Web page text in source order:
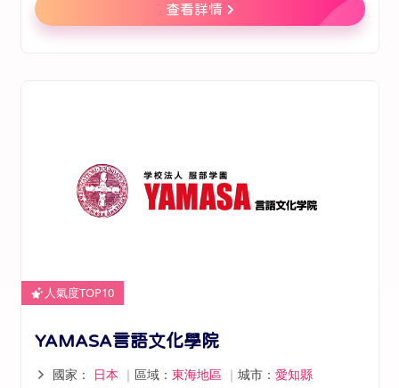
查看詳情
人氣度TOP10
YAMASA言語文化學院
國家： 日本 ｜ 區域： 東海地區 ｜ 城市： 愛知縣